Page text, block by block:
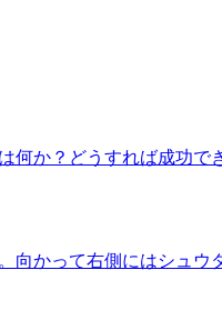
何か？どうすれば成功で